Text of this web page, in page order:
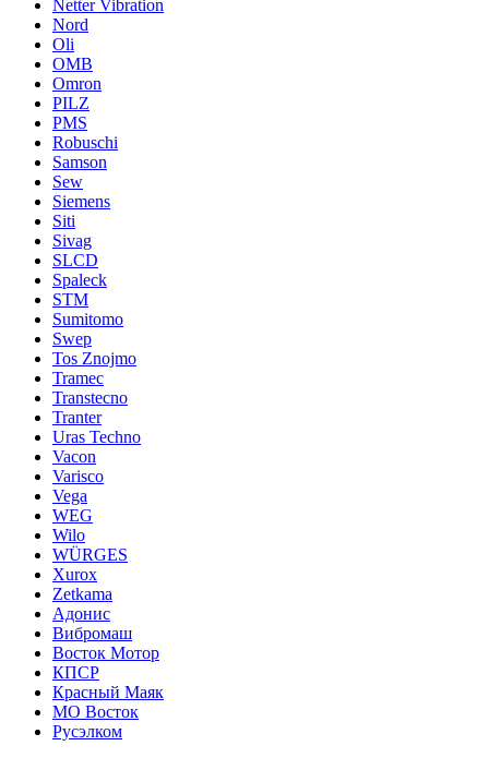
Netter Vibration
Nord
Oli
OMB
Omron
PILZ
PMS
Robuschi
Samson
Sew
Siemens
Siti
Sivag
SLCD
Spaleck
STM
Sumitomo
Swep
Tos Znojmo
Tramec
Transtecno
Tranter
Uras Techno
Vacon
Varisco
Vega
WEG
Wilo
WÜRGES
Xurox
Zetkama
Адонис
Вибромаш
Восток Мотор
КПСР
Красный Маяк
МО Восток
Русэлком